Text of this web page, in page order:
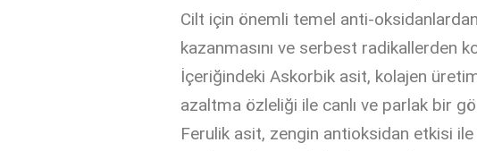
Cilt için önemli temel anti-
kazanmasını ve serbest radikallerden
İçeriğindeki Askorbik asit, kolajen
azaltma özleliği ile canlı ve parlak bir
Ferulik asit, zengin antioksidan etkisi ile